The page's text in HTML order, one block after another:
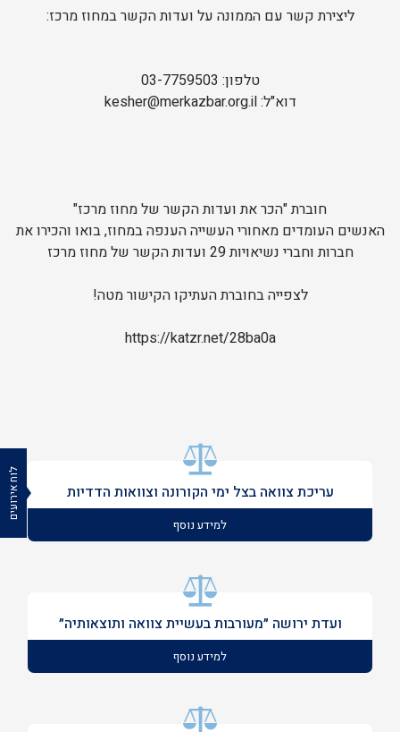
ליצירת קשר עם הממונה על ועדות הקשר במחוז מרכז:
טלפון: 03-7759503
דוא"ל: kesher@merkazbar.org.il
חוברת "הכר את ועדות הקשר של מחוז מרכז"
האנשים העומדים מאחורי העשייה הענפה במחוז, בואו והכירו את
חברות וחברי נשיאויות 29 ועדות הקשר של מחוז מרכז
לצפייה בחוברת העתיקו הקישור מטה!
https://katzr.net/28ba0a
עריכת צוואה בצל ימי הקורונה וצוואות הדדיות
למידע נוסף
ועדת ירושה ״מעורבות בעשיית צוואה ותוצאותיה״
למידע נוסף
לוח אירועים